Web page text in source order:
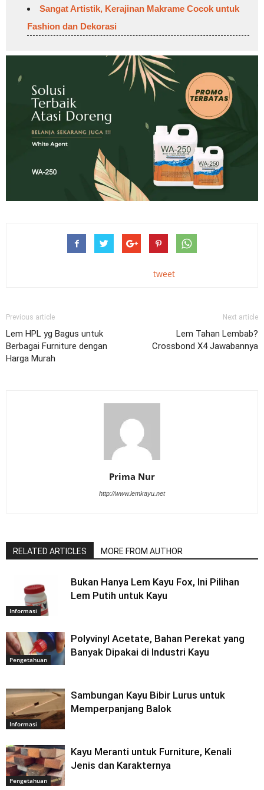
Sangat Artistik, Kerajinan Makrame Cocok untuk
Fashion dan Dekorasi
tweet
Previous article
Lem HPL yg Bagus untuk
Berbagai Furniture dengan
Harga Murah
Next article
Lem Tahan Lembab?
Crossbond X4 Jawabannya
Prima Nur
http://www.lemkayu.net
RELATED ARTICLES MORE FROM AUTHOR
Informasi
Bukan Hanya Lem Kayu Fox, Ini Pilihan
Lem Putih untuk Kayu
Pengetahuan
Polyvinyl Acetate, Bahan Perekat yang
Banyak Dipakai di Industri Kayu
Informasi
Sambungan Kayu Bibir Lurus untuk
Memperpanjang Balok
Pengetahuan
Kayu Meranti untuk Furniture, Kenali
Jenis dan Karakternya